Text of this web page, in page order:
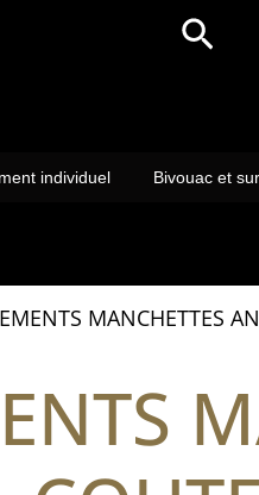
individuel Bivouac et
MANCHETTES